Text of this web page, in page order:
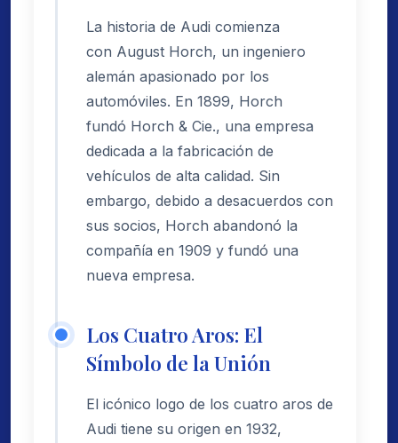
La historia de Audi comienza
con August Horch, un ingeniero
alemán apasionado por los
automóviles. En 1899, Horch
fundó Horch & Cie., una empresa
dedicada a la fabricación de
vehículos de alta calidad. Sin
embargo, debido a desacuerdos con
sus socios, Horch abandonó la
compañía en 1909 y fundó una
nueva empresa.
Los Cuatro Aros: El
Símbolo de la Unión
El icónico logo de los cuatro aros de
Audi tiene su origen en 1932,